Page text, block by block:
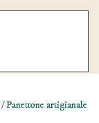
/ Panettone artigianale